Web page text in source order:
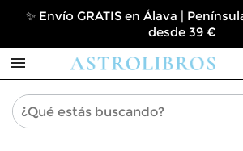
✨ Envío GRATIS en Álava |
desde 39 €
